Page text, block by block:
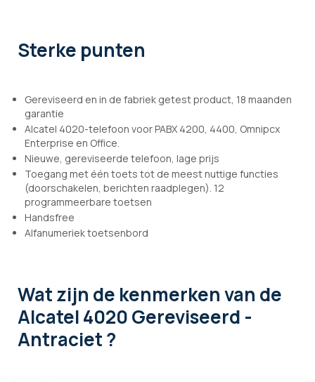
Sterke punten
Gereviseerd en in de fabriek getest product, 18 maanden
garantie
Alcatel 4020-telefoon voor PABX 4200, 4400, Omnipcx
Enterprise en Office.
Nieuwe, gereviseerde telefoon, lage prijs
Toegang met één toets tot de meest nuttige functies
(doorschakelen, berichten raadplegen). 12
programmeerbare toetsen
Handsfree
Alfanumeriek toetsenbord
Wat zijn de kenmerkenvan de
Alcatel 4020 Gereviseerd -
Antraciet ?